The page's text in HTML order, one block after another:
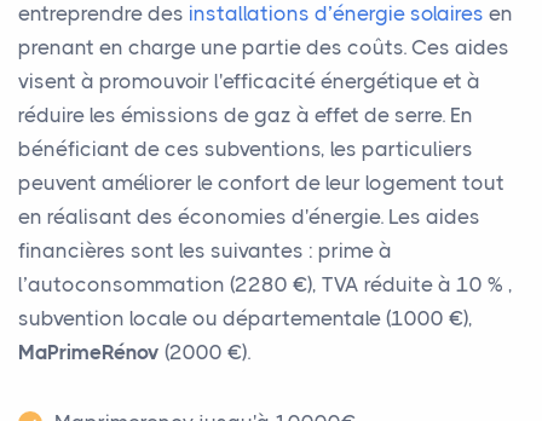
entreprendre des installations d’énergie solaires en
prenant en charge une partie des coûts. Ces aides
visent à promouvoir l'efficacité énergétique et à
réduire les émissions de gaz à effet de serre. En
bénéficiant de ces subventions, les particuliers
peuvent améliorer le confort de leur logement tout
en réalisant des économies d'énergie. Les aides
financières sont les suivantes : prime à
l’autoconsommation (2280 €), TVA réduite à 10 % ,
subvention locale ou départementale (1000 €),
MaPrimeRénov (2000 €).